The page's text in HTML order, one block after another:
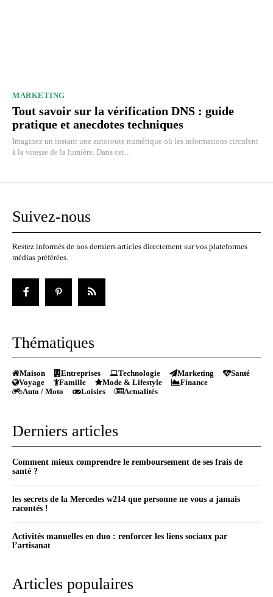
MARKETING
Tout savoir sur la vérification DNS : guide
pratique et anecdotes techniques
Imaginez un instant une autoroute numérique où les informations circulent
à la vitesse de la lumière. Dans cet...
Suivez-nous
Restez informés de nos derniers articles directement sur vos plateformes
médias préférées.
Thématiques
Maison Entreprises Technologie Marketing
Santé
Voyage
Famille Mode & Lifestyle
Finance
Auto / Moto
Loisirs Actualités
Derniers articles
Comment mieux comprendre le remboursement de ses frais de
santé ?
les secrets de la Mercedes w214 que personne ne vous a jamais
racontés !
Activités manuelles en duo : renforcer les liens sociaux par
l’artisanat
Articles populaires